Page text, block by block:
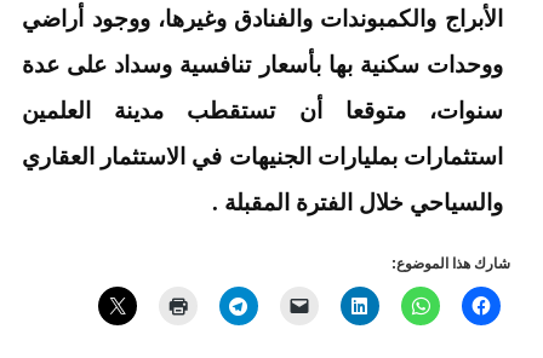
الأبراج والكمبوندات والفنادق وغيرها، ووجود أراضي
ووحدات سكنية بها بأسعار تنافسية وسداد على عدة
سنوات، متوقعا أن تستقطب مدينة العلمين
استثمارات بمليارات الجنيهات في الاستثمار العقاري
والسياحي خلال الفترة المقبلة .
شارك هذا الموضوع: